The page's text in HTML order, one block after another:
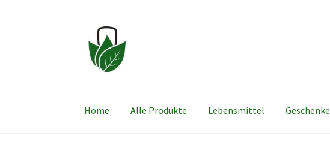
Zur
Navigation
springen
Zum
Inhalt
springen
Home Alle Produkte Lebensmittel Geschenke